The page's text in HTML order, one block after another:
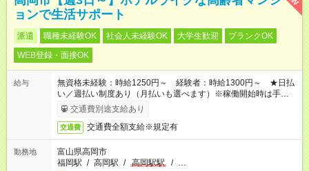
ョンで生活サポート
派遣 職種未経験OK 社会人未経験OK 大学生歓迎
ブランクOK
WEB登録・面接OK
給与
無資格未経験：時給1250円～ 経験者：時給1300円～ ★日払
い／週払い制度あり（月払いも選べます）※稼働開始時は手続き
完了次第のお支払いとなります。
交通費別途支給あり
交通費 交通費全額支給※規定有
勤務地
富山県高岡市
福岡駅 / 高岡駅 / 高岡駅駅 / …